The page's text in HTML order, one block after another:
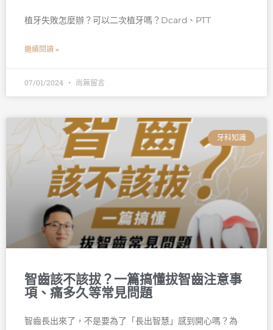
植牙失敗怎麼辦？可以二次植牙嗎？Dcard、PTT
繼續閱讀 »
07/01/2024 尚無留言
牙科知識
智齒該不該拔？一篇搞懂拔智齒注意事
項、痛多久等常見問題
智齒長出來了，不是要為了「長出智慧」感到開心嗎？為